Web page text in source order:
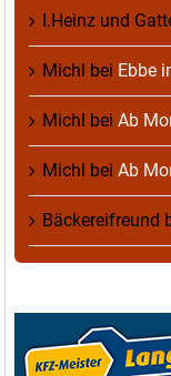
I.Heinz und
Michl bei Ebbe
Michl bei Ab
Michl bei Ab
Bäckereifreund